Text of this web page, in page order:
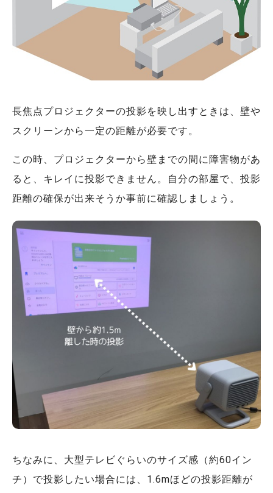
長焦点プロジェクターの投影を映し出すときは、壁や
スクリーンから一定の距離が必要です。
この時、プロジェクターから壁までの間に障害物があ
ると、キレイに投影できません。自分の部屋で、投影
距離の確保が出来そうか事前に確認しましょう。
ちなみに、大型テレビぐらいのサイズ感（約60イン
チ）で投影したい場合には、1.6mほどの投影距離が